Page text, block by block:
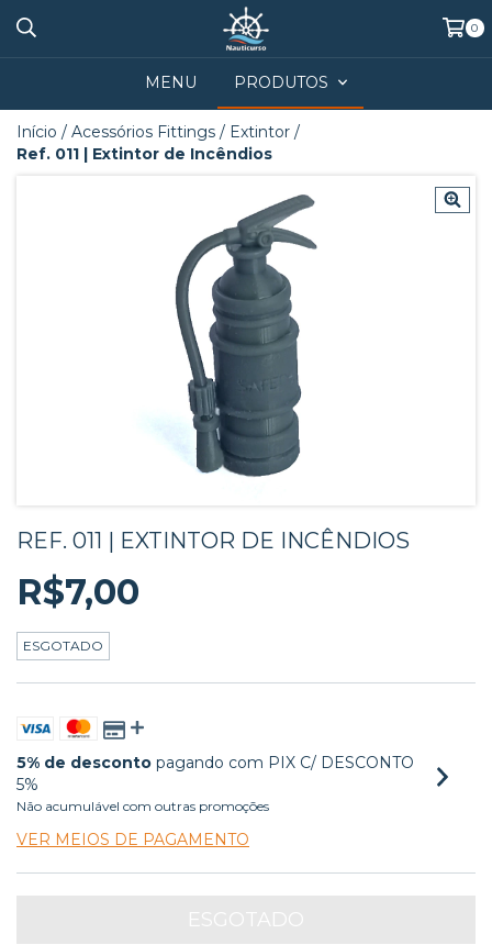
0
MENU PRODUTOS
Início / Acessórios Fittings / Extintor /
Ref. 011 | Extintor de Incêndios
REF. 011 | EXTINTOR DE INCÊNDIOS
R$7,00
ESGOTADO
5% de desconto pagando com PIX C/ DESCONTO
5%
Não acumulável com outras promoções
VER MEIOS DE PAGAMENTO